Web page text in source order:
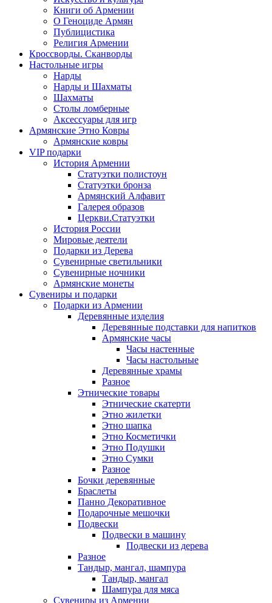
Книги об Армении
О Геноциде Армян
Публицистика
Религия Армении
Кроссворды. Сканворды
Настольные игры
Нарды
Нарды и Шахматы
Шахматы
Столы ломберные
Аксессуары для игр
Армянские Этно Ковры
Армянские ковры
VIP подарки
История Армении
Статуэтки полистоун
Статуэтки бронза
Армянский Алфавит
Галерея образов
Церкви.Статуэтки
История России
Мировые деятели
Подарки из Дерева
Сувенирные светильники
Сувенирные ночники
Армянские монеты
Сувениры и подарки
Подарки из Армении
Деревянные изделия
Деревянные подставки для напитков
Армянские часы
Часы настенные
Часы настольные
Деревянные храмы
Разное
Этнические товары
Этнические скатерти
Этно жилетки
Этно шапка
Этно Косметички
Этно Подушки
Этно Сумки
Разное
Бочки деревянные
Браслеты
Панно Декоративное
Подарочные мешочки
Подвески
Подвески в машину
Подвески из дерева
Разное
Тандыр, мангал, шампура
Тандыр, мангал
Шампура для мяса
Сувениры из Армении